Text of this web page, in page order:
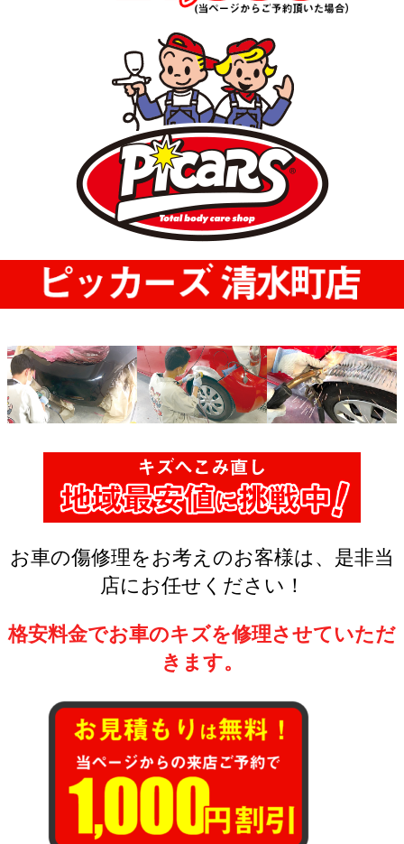
お車の傷修理をお考えのお客様は、是非当
店にお任せください！
格安料金でお車のキズを修理させていただ
きます。